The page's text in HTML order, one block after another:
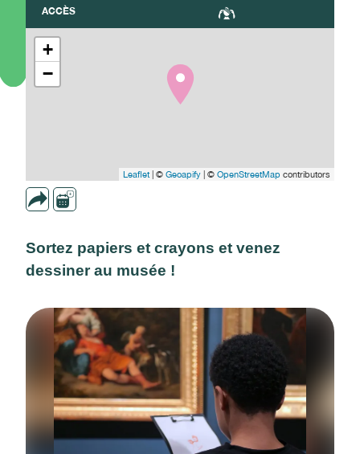
ACCÈS
+
−
Leaflet| © Geoapify | © OpenStreetMap contributors
Sortez papiers et crayons et venez
dessiner au musée !